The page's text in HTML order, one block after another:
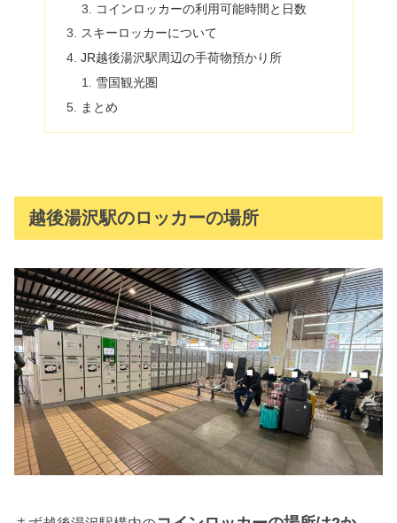
コインロッカーの利用可能時間と日数
スキーロッカーについて
JR越後湯沢駅周辺の手荷物預かり所
雪国観光圏
まとめ
越後湯沢駅のロッカーの場所